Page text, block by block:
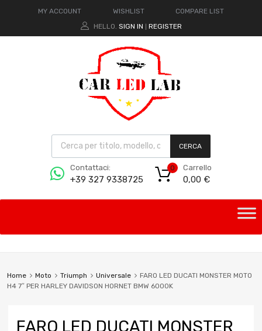
MY ACCOUNT WISHLIST
COMPARE LIST
HELLO. SIGN IN REGISTER
CERCA
Contattaci:
+39 327 9338725
Carrello
0,00 €
0
Home Moto Triumph Universale
FARO LED DUCATI MONSTER MOTO
H4 7″ PER HARLEY DAVIDSON HORNET BMW 6000K
FARO LED DUCATI MONSTER